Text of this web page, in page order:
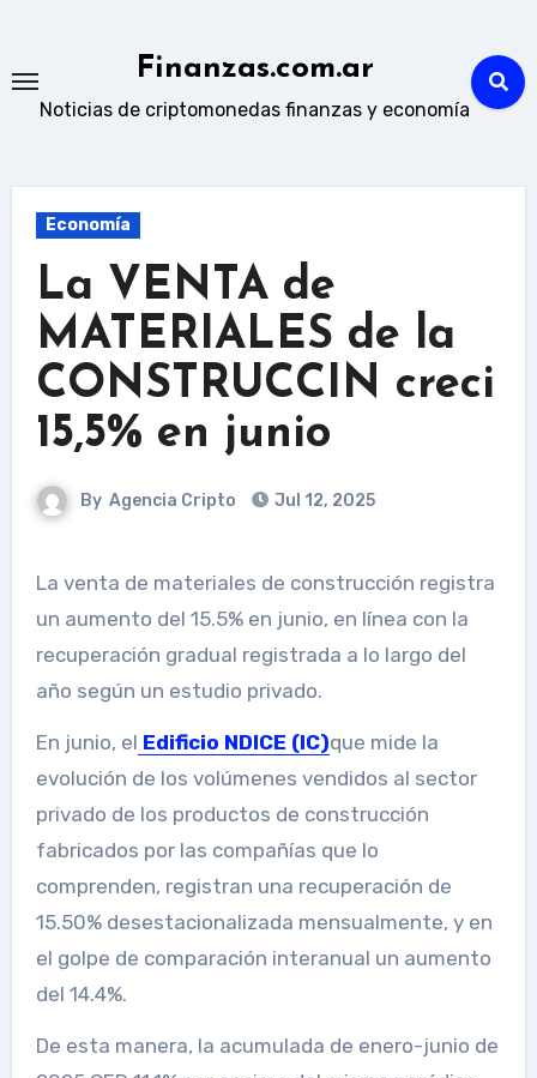
content
Finanzas.com.ar
Noticias de criptomonedas finanzas y economía
Economía
La VENTA de
MATERIALES de la
CONSTRUCCIN creci
15,5% en junio
By Agencia Cripto Jul 12, 2025
La venta de materiales de construcción registra
un aumento del 15.5% en junio, en línea con la
recuperación gradual registrada a lo largo del
año según un estudio privado.
En junio, el Edificio NDICE (IC)que mide la
evolución de los volúmenes vendidos al sector
privado de los productos de construcción
fabricados por las compañías que lo
comprenden, registran una recuperación de
15.50% desestacionalizada mensualmente, y en
el golpe de comparación interanual un aumento
del 14.4%.
De esta manera, la acumulada de enero-junio de